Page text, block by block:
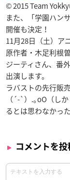
© 2015 Team
また、「学園ハン
開催も決定！
11月28日（土）ア
原作者・木足利根
ジーティさん、番
出演します。
ラバストの先行販
（´-`）.｡oO（し
るとは思わなかっ
コメントを投